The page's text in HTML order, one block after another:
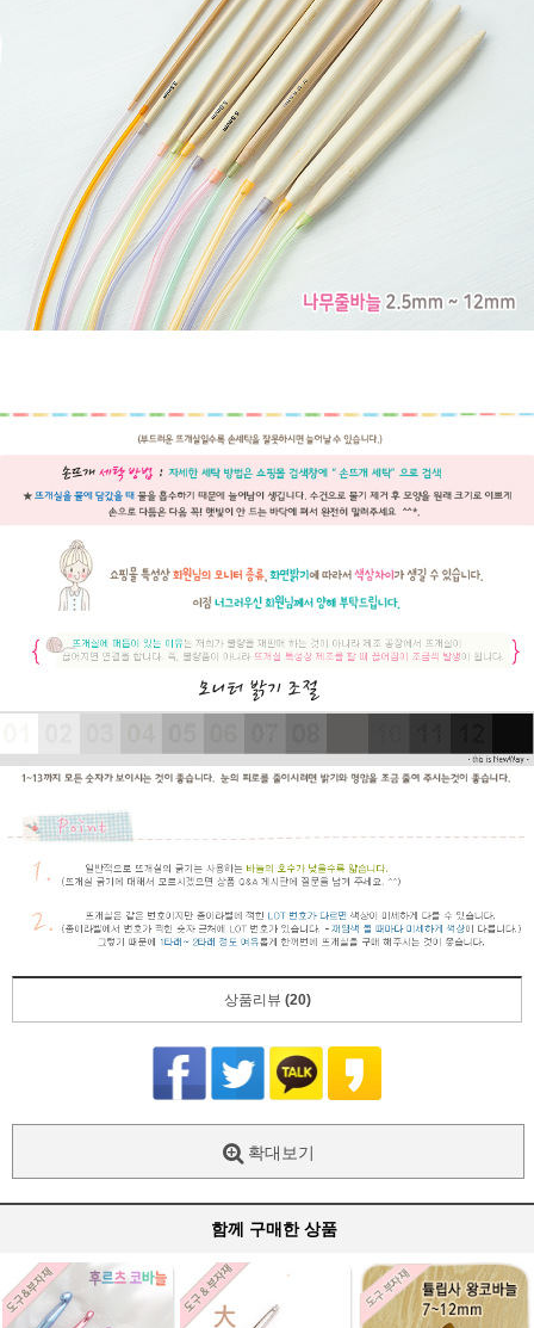
상품리뷰 (20)
확대보기
함께 구매한 상품